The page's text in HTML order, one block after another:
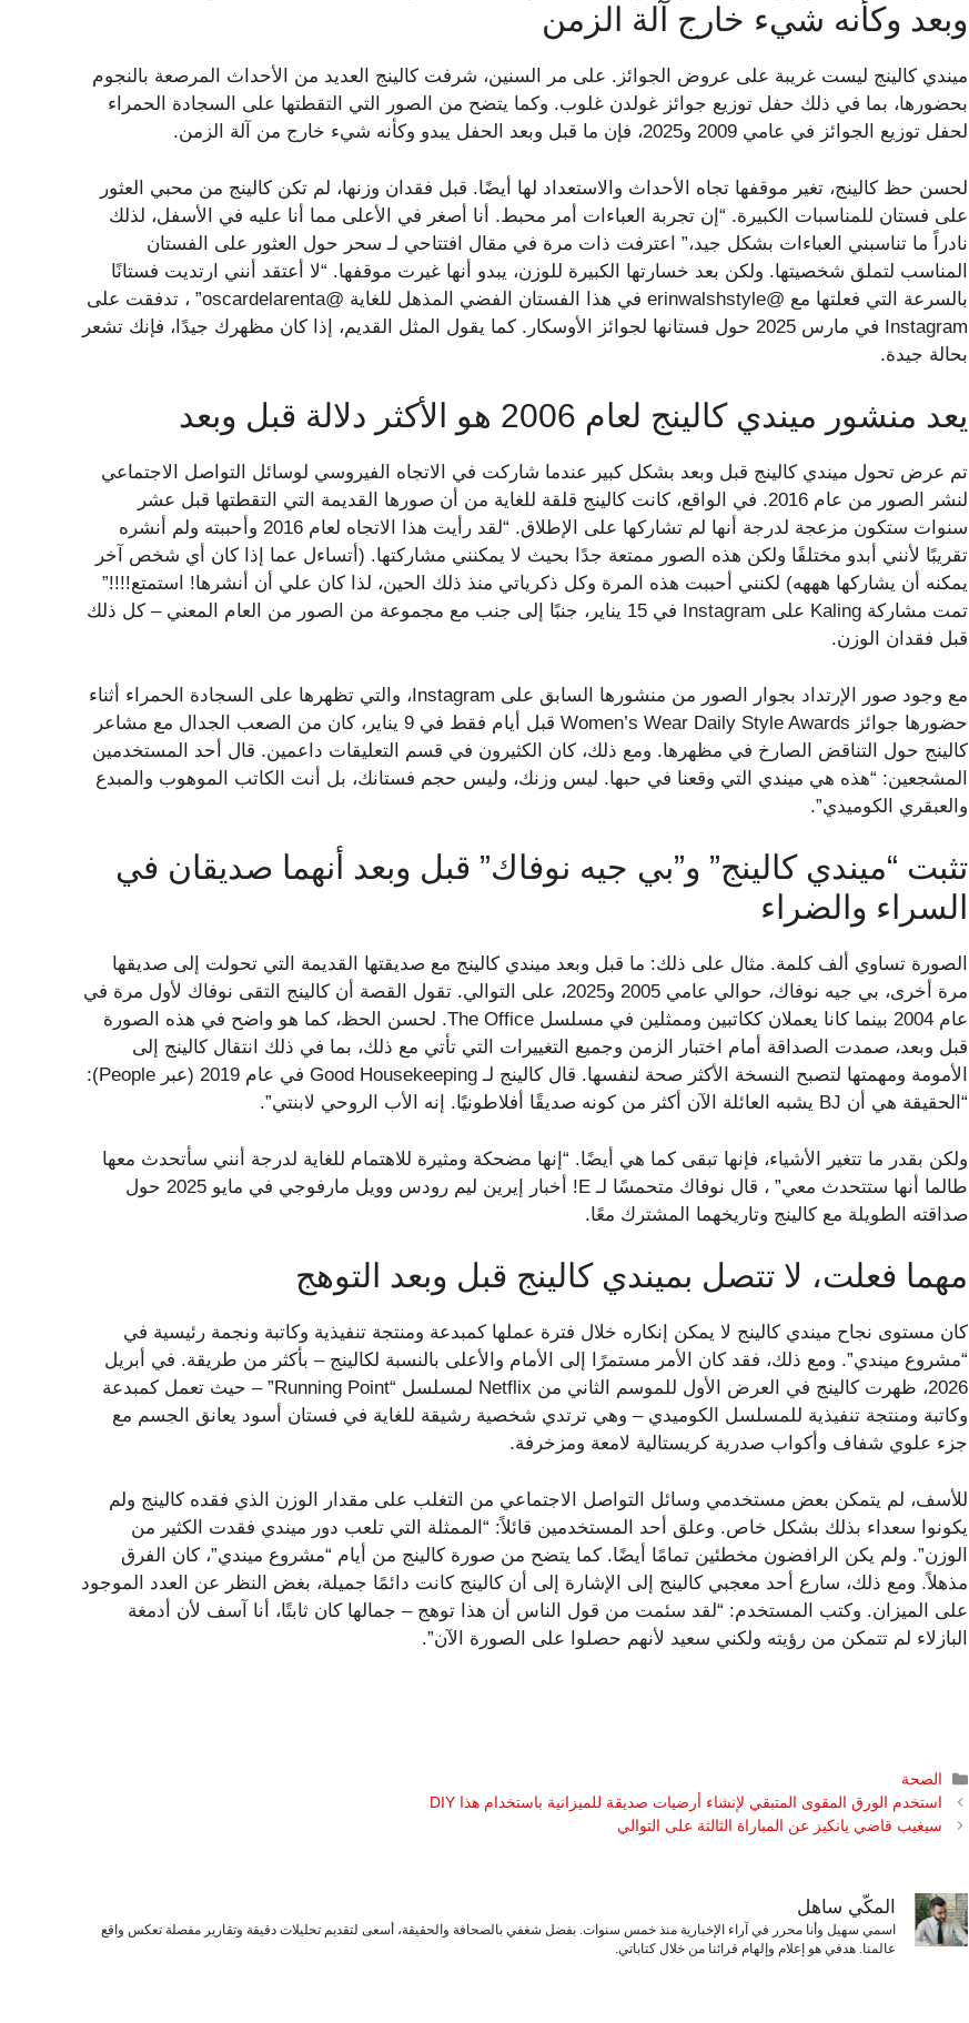
وبعد وكأنه شيء خارج آلة الزمن
ميندي كالينج ليست غريبة على عروض الجوائز. على مر السنين، شرفت كالينج العديد من الأحداث المرصعة بالنجوم
بحضورها، بما في ذلك حفل توزيع جوائز غولدن غلوب. وكما يتضح من الصور التي التقطتها على السجادة الحمراء
لحفل توزيع الجوائز في عامي 2009 و2025، فإن ما قبل وبعد الحفل يبدو وكأنه شيء خارج من آلة الزمن.
لحسن حظ كالينج، تغير موقفها تجاه الأحداث والاستعداد لها أيضًا. قبل فقدان وزنها، لم تكن كالينج من محبي العثور
على فستان للمناسبات الكبيرة. “إن تجربة العباءات أمر محبط. أنا أصغر في الأعلى مما أنا عليه في الأسفل، لذلك
نادراً ما تناسبني العباءات بشكل جيد،” اعترفت ذات مرة في مقال افتتاحي لـ سحر حول العثور على الفستان
المناسب لتملق شخصيتها. ولكن بعد خسارتها الكبيرة للوزن، يبدو أنها غيرت موقفها. “لا أعتقد أنني ارتديت فستانًا
بالسرعة التي فعلتها مع @erinwalshstyle في هذا الفستان الفضي المذهل للغاية @oscardelarenta” ، تدفقت على
Instagram في مارس 2025 حول فستانها لجوائز الأوسكار. كما يقول المثل القديم، إذا كان مظهرك جيدًا، فإنك تشعر
بحالة جيدة.
يعد منشور ميندي كالينج لعام 2006 هو الأكثر دلالة قبل وبعد
تم عرض تحول ميندي كالينج قبل وبعد بشكل كبير عندما شاركت في الاتجاه الفيروسي لوسائل التواصل الاجتماعي
لنشر الصور من عام 2016. في الواقع، كانت كالينج قلقة للغاية من أن صورها القديمة التي التقطتها قبل عشر
سنوات ستكون مزعجة لدرجة أنها لم تشاركها على الإطلاق. “لقد رأيت هذا الاتجاه لعام 2016 وأحببته ولم أنشره
تقريبًا لأنني أبدو مختلفًا ولكن هذه الصور ممتعة جدًا بحيث لا يمكنني مشاركتها. (أتساءل عما إذا كان أي شخص آخر
يمكنه أن يشاركها هههه) لكنني أحببت هذه المرة وكل ذكرياتي منذ ذلك الحين، لذا كان علي أن أنشرها! استمتع!!!!”
تمت مشاركة Kaling على Instagram في 15 يناير، جنبًا إلى جنب مع مجموعة من الصور من العام المعني – كل ذلك
قبل فقدان الوزن.
مع وجود صور الإرتداد بجوار الصور من منشورها السابق على Instagram، والتي تظهرها على السجادة الحمراء أثناء
حضورها جوائز Women’s Wear Daily Style Awards قبل أيام فقط في 9 يناير، كان من الصعب الجدال مع مشاعر
كالينج حول التناقض الصارخ في مظهرها. ومع ذلك، كان الكثيرون في قسم التعليقات داعمين. قال أحد المستخدمين
المشجعين: “هذه هي ميندي التي وقعنا في حبها. ليس وزنك، وليس حجم فستانك، بل أنت الكاتب الموهوب والمبدع
والعبقري الكوميدي”.
تثبت “ميندي كالينج” و”بي جيه نوفاك” قبل وبعد أنهما صديقان في
السراء والضراء
الصورة تساوي ألف كلمة. مثال على ذلك: ما قبل وبعد ميندي كالينج مع صديقتها القديمة التي تحولت إلى صديقها
مرة أخرى، بي جيه نوفاك، حوالي عامي 2005 و2025، على التوالي. تقول القصة أن كالينج التقى نوفاك لأول مرة في
عام 2004 بينما كانا يعملان ككاتبين وممثلين في مسلسل The Office. لحسن الحظ، كما هو واضح في هذه الصورة
قبل وبعد، صمدت الصداقة أمام اختبار الزمن وجميع التغييرات التي تأتي مع ذلك، بما في ذلك انتقال كالينج إلى
الأمومة ومهمتها لتصبح النسخة الأكثر صحة لنفسها. قال كالينج لـ Good Housekeeping في عام 2019 (عبر People):
“الحقيقة هي أن BJ يشبه العائلة الآن أكثر من كونه صديقًا أفلاطونيًا. إنه الأب الروحي لابنتي”.
ولكن بقدر ما تتغير الأشياء، فإنها تبقى كما هي أيضًا. “إنها مضحكة ومثيرة للاهتمام للغاية لدرجة أنني سأتحدث معها
طالما أنها ستتحدث معي” ، قال نوفاك متحمسًا لـ E! أخبار إيرين ليم رودس وويل مارفوجي في مايو 2025 حول
صداقته الطويلة مع كالينج وتاريخهما المشترك معًا.
مهما فعلت، لا تتصل بميندي كالينج قبل وبعد التوهج
كان مستوى نجاح ميندي كالينج لا يمكن إنكاره خلال فترة عملها كمبدعة ومنتجة تنفيذية وكاتبة ونجمة رئيسية في
“مشروع ميندي”. ومع ذلك، فقد كان الأمر مستمرًا إلى الأمام والأعلى بالنسبة لكالينج – بأكثر من طريقة. في أبريل
2026، ظهرت كالينج في العرض الأول للموسم الثاني من Netflix لمسلسل “Running Point” – حيث تعمل كمبدعة
وكاتبة ومنتجة تنفيذية للمسلسل الكوميدي – وهي ترتدي شخصية رشيقة للغاية في فستان أسود يعانق الجسم مع
جزء علوي شفاف وأكواب صدرية كريستالية لامعة ومزخرفة.
للأسف، لم يتمكن بعض مستخدمي وسائل التواصل الاجتماعي من التغلب على مقدار الوزن الذي فقده كالينج ولم
يكونوا سعداء بذلك بشكل خاص. وعلق أحد المستخدمين قائلاً: “الممثلة التي تلعب دور ميندي فقدت الكثير من
الوزن”. ولم يكن الرافضون مخطئين تمامًا أيضًا. كما يتضح من صورة كالينج من أيام “مشروع ميندي”، كان الفرق
مذهلاً. ومع ذلك، سارع أحد معجبي كالينج إلى الإشارة إلى أن كالينج كانت دائمًا جميلة، بغض النظر عن العدد الموجود
على الميزان. وكتب المستخدم: “لقد سئمت من قول الناس أن هذا توهج – جمالها كان ثابتًا، أنا آسف لأن أدمغة
البازلاء لم تتمكن من رؤيته ولكني سعيد لأنهم حصلوا على الصورة الآن”.
التصنيفات
الصحة
استخدم الورق المقوى المتبقي لإنشاء أرضيات صديقة للميزانية باستخدام هذا DIY
سيغيب قاضي يانكيز عن المباراة الثالثة على التوالي
المكّي ساهل
اسمي سهيل وأنا محرر في آراء الإخبارية منذ خمس سنوات. بفضل شغفي بالصحافة والحقيقة، أسعى لتقديم تحليلات دقيقة وتقارير مفصلة تعكس واقع
عالمنا. هدفي هو إعلام وإلهام قرائنا من خلال كتاباتي.